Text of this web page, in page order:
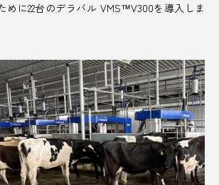
めに22台のデラバル VMS™V300を導入しま